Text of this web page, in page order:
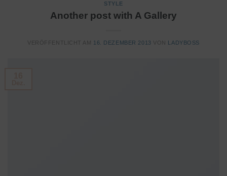
STYLE
Another post with A Gallery
VERÖFFENTLICHT AM 16. DEZEMBER 2013 VON LADYBOSS